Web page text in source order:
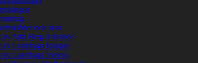
och skor
av Alfa Berg Advance
av Lundhags Ranger
av Lundhags Syncro